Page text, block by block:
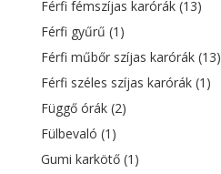
Férfi fémszíjas karórák (13)
Férfi gyűrű (1)
Férfi műbőr szíjas karórák (13)
Férfi széles szíjas karórák (1)
Függő órák (2)
Fülbevaló (1)
Gumi karkötő (1)